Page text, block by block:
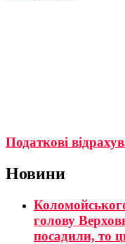
Податкові
Новини
голову
посадили, то